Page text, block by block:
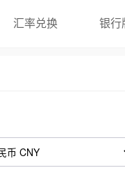
汇率兑换 银行